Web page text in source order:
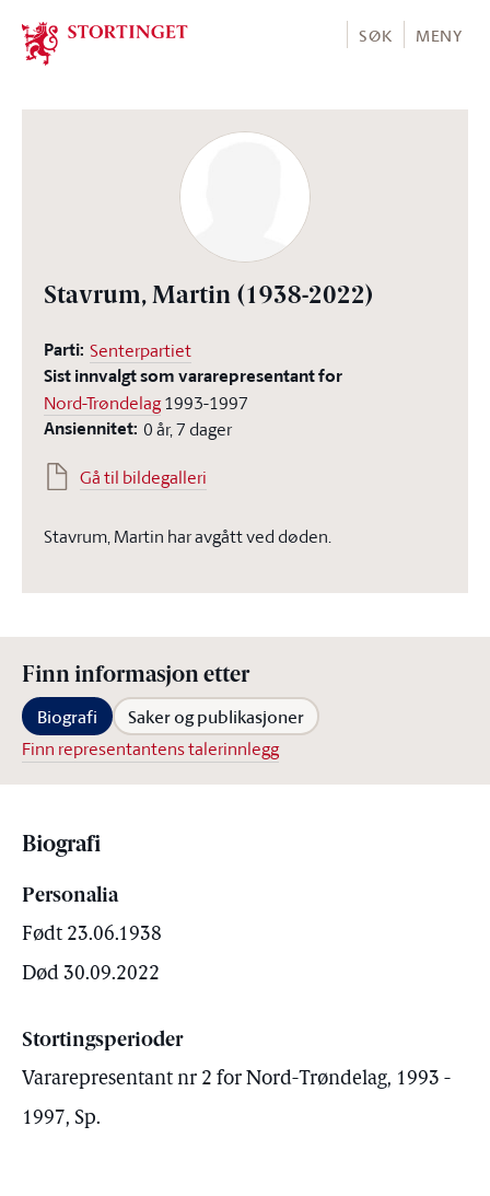
Stortinget.no
SØK MENY
Stavrum, Martin (1938-2022)
Parti: Senterpartiet
Sist innvalgt som vararepresentant for
Nord-Trøndelag1993-1997
Ansiennitet: 0 år, 7 dager
Gå til bildegalleri
Stavrum, Martin har avgått ved døden.
Finn informasjon etter
Biografi Saker og publikasjoner
Finn representantens talerinnlegg
Biografi
Personalia
Født 23.06.1938
Død 30.09.2022
Stortingsperioder
Vararepresentant nr 2 for Nord-Trøndelag, 1993 -
1997, Sp.